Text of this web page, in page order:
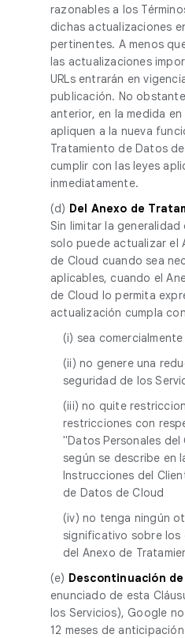
razonables a los
dichas actualizaciones
pertinentes. A menos
las actualizaciones
URLs entrarán en
publicación. No
anterior, en la medida
apliquen a la nueva
Tratamiento de Datos
cumplir con las leyes
inmediatamente.
(d) Del Anexo de
Sin limitar la
solo puede actualizar el
de Cloud cuando sea
aplicables, cuando el
de Cloud lo permita
actualización cumpla
(i) sea
(ii) no genere una
seguridad de los
(iii) no quite
restricciones con
"Datos Personales
según se describe en
Instrucciones del
de Datos de Cloud
(iv) no tenga ningún
significativo sobre los
del Anexo de
(e) Descontinuación
enunciado de esta
los Servicios), Google
12 meses de